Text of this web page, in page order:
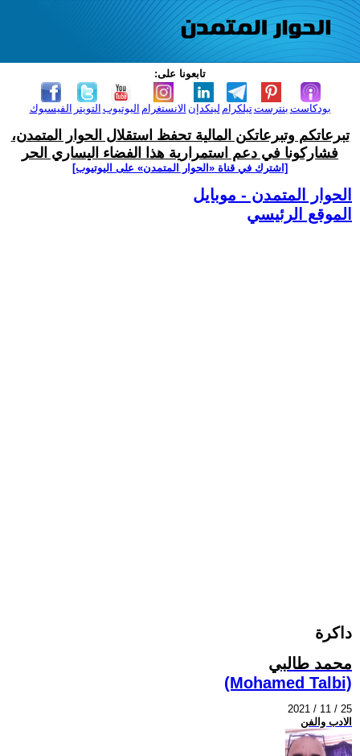
تابعونا على:
الفيسبوك التويتر اليوتيوب الانستغرام لينكدإن تيلكرامبنترست بودكاست
تبرعاتكم وتبرعاتكن المالية تحفظ استقلال الحوار المتمدن،
فشاركونا في دعم استمرارية هذا الفضاء اليساري الحر
[اشترك في قناة ‫«الحوار المتمدن» على اليوتيوب]
الحوار المتمدن - موبايل
الموقع الرئيسي
داكرة
محمد طالبي
(Mohamed Talbi)
2021 / 11 / 25
الادب والفن